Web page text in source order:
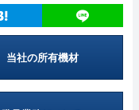
当社の所有機材